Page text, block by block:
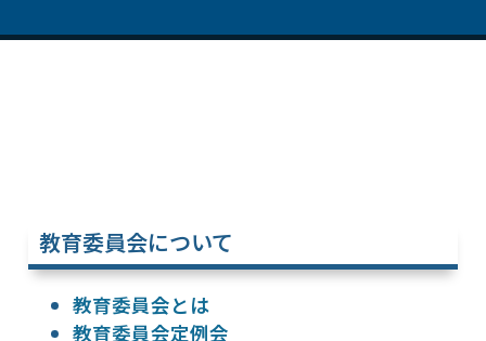
教育委員会について
教育委員会とは
教育委員会定例会